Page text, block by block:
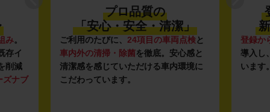
み。
存イ
削減
ズナブ
プロ品質の
「安心・安全・清潔」
ご利用のたびに、 24項目の車両点検と
車内外の清掃・除菌を徹底。安心感と
清潔感を感じていただける車内環境に
こだわっています。
登録か
導入し
います